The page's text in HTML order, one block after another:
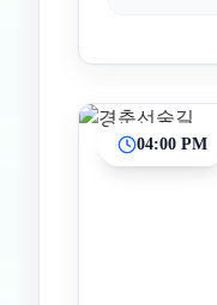
04:00 PM